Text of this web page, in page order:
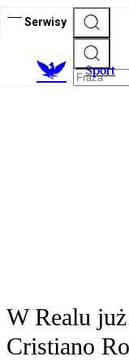
Serwisy
Sport
W Realu
Cristiano